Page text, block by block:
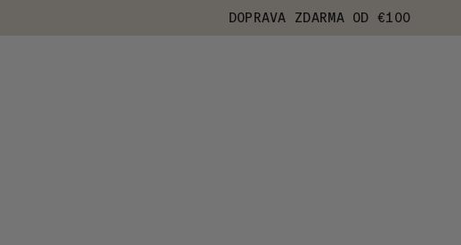
DOPRAVA ZDARMA OD €100